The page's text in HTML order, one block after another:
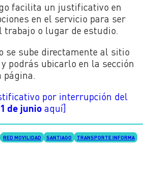
facilita un justificativo en
en el servicio para ser
trabajo o lugar de estudio.
se sube directamente al sitio
y podrás ubicarlo en la sección
página.
por interrupción del
de junio aquí]
RED MOVILIDAD SANTIAGO
TRANSPORTE INFORMA